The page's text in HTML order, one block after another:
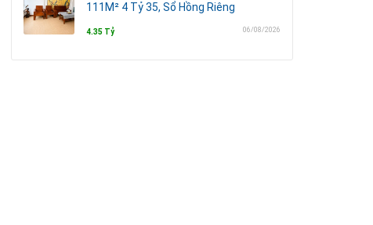
111M² 4 Tỷ 35, Sổ Hồng Riêng
4.35 Tỷ 06/08/2026